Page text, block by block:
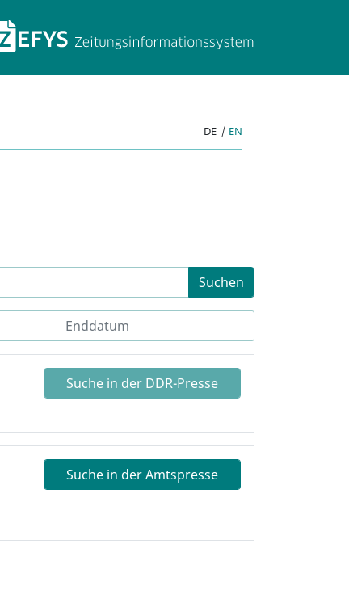
ZEFYS
DE | EN
Suchen
Suche in der DDR-Presse
Suche in der Amtspresse